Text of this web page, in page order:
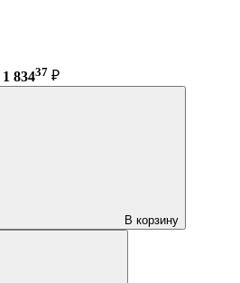
1 83437 ₽
В корзину